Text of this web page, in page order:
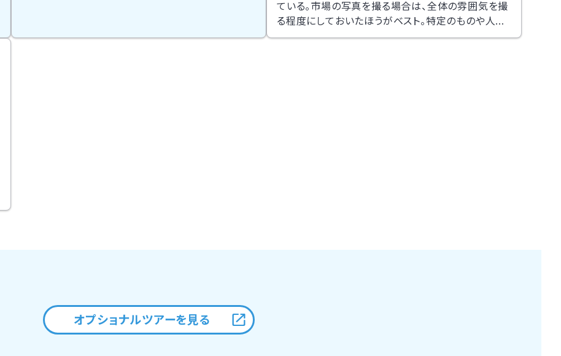
美しさを彷彿させ
ている。市場の写真を撮る場合は、全体の雰囲気を撮
る程度にしておいたほうがベスト。特定のものや人を
撮る場合は、きちんと相手に許可をとってから撮影し
オプショナルツアーを見る